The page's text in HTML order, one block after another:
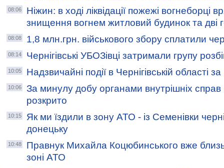
08:06
Ніжин: в ході ліквідації пожежі вогнеборці
знищення вогнем житловий будинок та дві
08:08 1,8 млн.грн. військового збору сплатили
08:14 Чернігівські УБОЗівці затримали групу
10:05 Надзвичайні події в Чернігівській області
10:06
За минулу добу органами внутрішніх справ
розкрито
10:15
Як ми їздили в зону АТО - із Семенівки
донецьку
10:48
Правнук Михайла Коцюбинського вже
зоні АТО